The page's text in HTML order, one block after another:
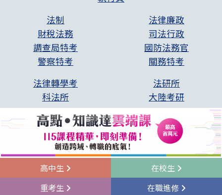
法制
法律廉政
財稅法務
司法行政
調查局特考
國防法務官
警察特考
關務特考
法律轉學考
法研所
科法所
大陸考研
高中生
在校生
重考生
在職進修